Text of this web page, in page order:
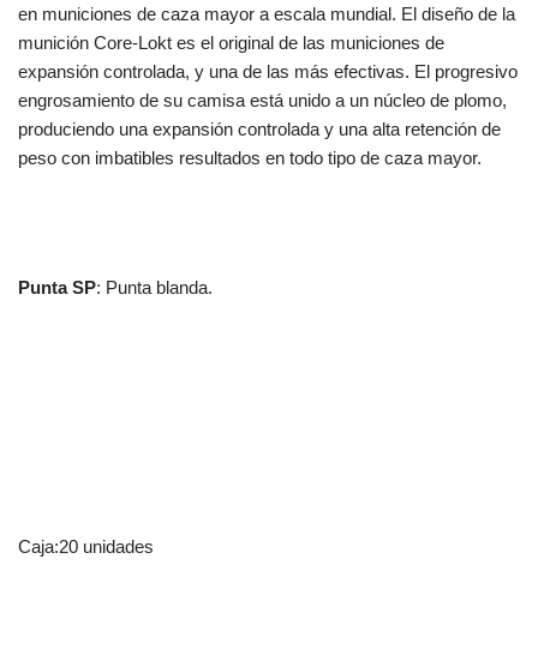
en municiones de caza mayor a escala mundial. El diseño de la
munición Core-Lokt es el original de las municiones de
expansión controlada, y una de las más efectivas. El progresivo
engrosamiento de su camisa está unido a un núcleo de plomo,
produciendo una expansión controlada y una alta retención de
peso con imbatibles resultados en todo tipo de caza mayor.
Punta SP: Punta blanda.
Caja:20 unidades